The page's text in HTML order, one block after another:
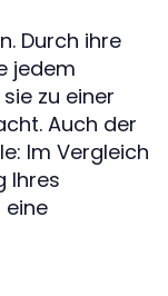
Durch ihre
jedem
zu einer
Auch der
Im Vergleich
Ihres